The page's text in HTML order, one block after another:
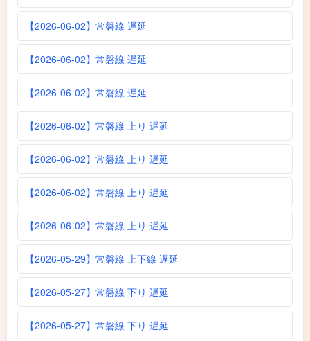
【2026-06-02】常磐線 遅延
【2026-06-02】常磐線 遅延
【2026-06-02】常磐線 遅延
【2026-06-02】常磐線 上り 遅延
【2026-06-02】常磐線 上り 遅延
【2026-06-02】常磐線 上り 遅延
【2026-06-02】常磐線 上り 遅延
【2026-05-29】常磐線 上下線 遅延
【2026-05-27】常磐線 下り 遅延
【2026-05-27】常磐線 下り 遅延